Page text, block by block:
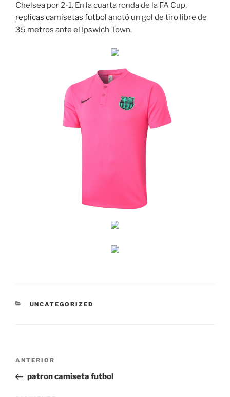
Chelsea por 2-1. En la cuarta ronda de la FA Cup,
replicas camisetas futbol anotó un gol de tiro libre de
35 metros ante el Ipswich Town.
CATEGORÍAS
UNCATEGORIZED
Navegación
entradas
Entrada
anterior:
ANTERIOR
patron camiseta futbol